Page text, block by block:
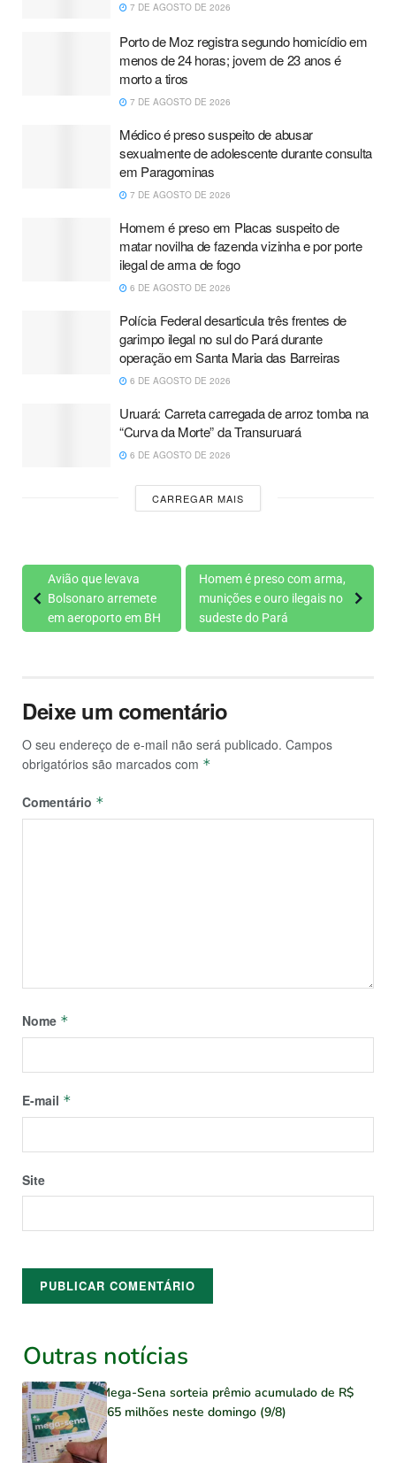
7 DE AGOSTO DE 2026
Porto de Moz registra segundo homicídio em
menos de 24 horas; jovem de 23 anos é
morto a tiros
7 DE AGOSTO DE 2026
Médico é preso suspeito de abusar
sexualmente de adolescente durante consulta
em Paragominas
7 DE AGOSTO DE 2026
Homem é preso em Placas suspeito de
matar novilha de fazenda vizinha e por porte
ilegal de arma de fogo
6 DE AGOSTO DE 2026
Polícia Federal desarticula três frentes de
garimpo ilegal no sul do Pará durante
operação em Santa Maria das Barreiras
6 DE AGOSTO DE 2026
Uruará: Carreta carregada de arroz tomba na
“Curva da Morte” da Transuruará
6 DE AGOSTO DE 2026
CARREGAR MAIS
Avião que levava
Bolsonaro arremete
em aeroporto em BH
Homem é preso com arma,
munições e ouro ilegais no
sudeste do Pará
Deixe um comentário
O seu endereço de e-mail não será publicado. Campos
obrigatórios são marcados com *
Comentário *
Nome *
E-mail *
Site
Outras notícias
Mega-Sena sorteia prêmio acumulado de R$
165 milhões neste domingo (9/8)